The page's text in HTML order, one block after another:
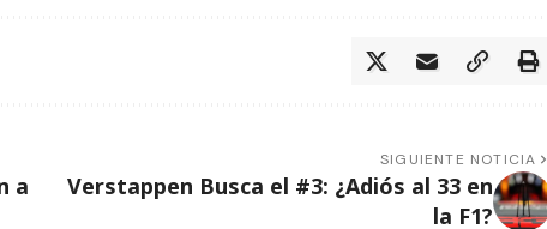
a
SIGUIENTE NOTICIA
Verstappen Busca el #3: ¿Adiós al 33 en
la F1?